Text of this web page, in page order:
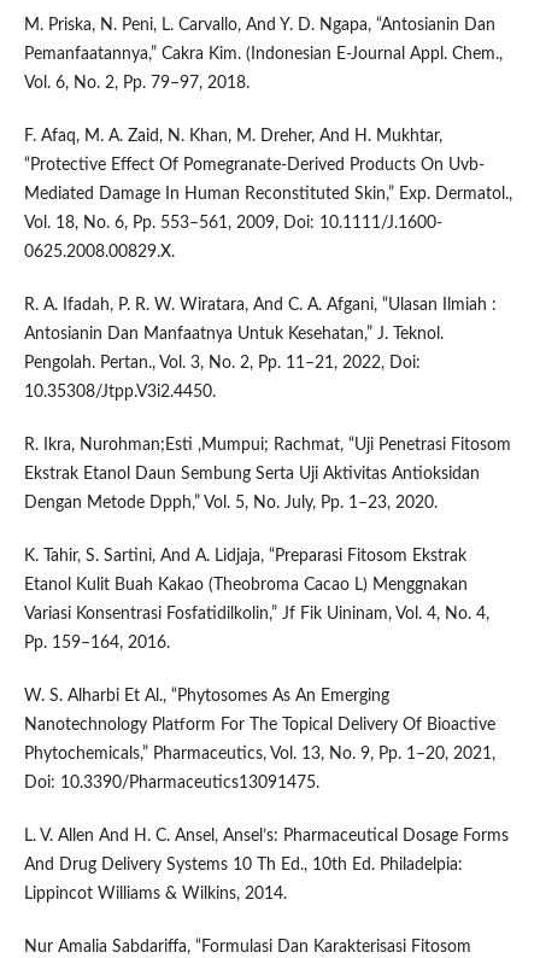
M. Priska, N. Peni, L. Carvallo, And Y. D. Ngapa, “Antosianin Dan
Pemanfaatannya,” Cakra Kim. (Indonesian E-Journal Appl. Chem.,
Vol. 6, No. 2, Pp. 79–97, 2018.
F. Afaq, M. A. Zaid, N. Khan, M. Dreher, And H. Mukhtar,
“Protective Effect Of Pomegranate-Derived Products On Uvb-
Mediated Damage In Human Reconstituted Skin,” Exp. Dermatol.,
Vol. 18, No. 6, Pp. 553–561, 2009, Doi: 10.1111/J.1600-
0625.2008.00829.X.
R. A. Ifadah, P. R. W. Wiratara, And C. A. Afgani, “Ulasan Ilmiah :
Antosianin Dan Manfaatnya Untuk Kesehatan,” J. Teknol.
Pengolah. Pertan., Vol. 3, No. 2, Pp. 11–21, 2022, Doi:
10.35308/Jtpp.V3i2.4450.
R. Ikra, Nurohman;Esti ,Mumpui; Rachmat, “Uji Penetrasi Fitosom
Ekstrak Etanol Daun Sembung Serta Uji Aktivitas Antioksidan
Dengan Metode Dpph,” Vol. 5, No. July, Pp. 1–23, 2020.
K. Tahir, S. Sartini, And A. Lidjaja, “Preparasi Fitosom Ekstrak
Etanol Kulit Buah Kakao (Theobroma Cacao L) Menggnakan
Variasi Konsentrasi Fosfatidilkolin,” Jf Fik Uininam, Vol. 4, No. 4,
Pp. 159–164, 2016.
W. S. Alharbi Et Al., “Phytosomes As An Emerging
Nanotechnology Platform For The Topical Delivery Of Bioactive
Phytochemicals,” Pharmaceutics, Vol. 13, No. 9, Pp. 1–20, 2021,
Doi: 10.3390/Pharmaceutics13091475.
L. V. Allen And H. C. Ansel, Ansel’s: Pharmaceutical Dosage Forms
And Drug Delivery Systems 10 Th Ed., 10th Ed. Philadelpia:
Lippincot Williams & Wilkins, 2014.
Nur Amalia Sabdariffa, “Formulasi Dan Karakterisasi Fitosom